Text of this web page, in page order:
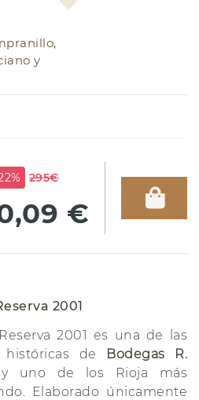
y
295€
€
2001
2001 es una de las
históricas de
Bodegas R.
uno de los Rioja más
Elaborado únicamente